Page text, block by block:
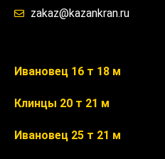
zakaz@kazankran.ru
Ивановец 16 т 18 м
Клинцы 20 т 21 м
Ивановец 25 т 21 м